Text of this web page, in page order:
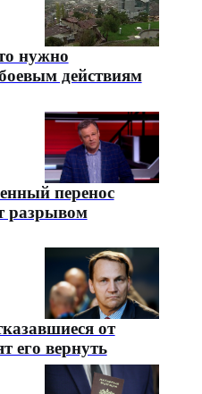
нужно
действиям
перенос
разрывом
от
его вернуть